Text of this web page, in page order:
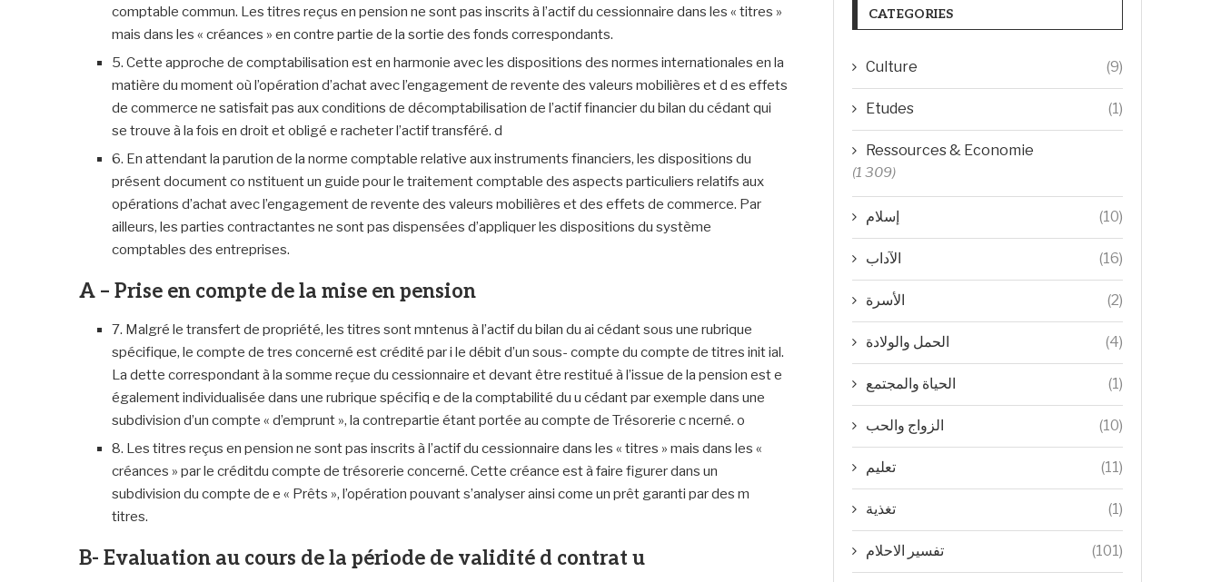
comptable commun. Les titres reçus en pension ne sont pas inscrits à l’actif du cessionnaire dans les « titres »
mais dans les « créances » en contre partie de la sortie des fonds correspondants.
5. Cette approche de comptabilisation est en harmonie avec les dispositions des normes internationales en la
matière du moment où l’opération d’achat avec l’engagement de revente des valeurs mobilières et d es effets
de commerce ne satisfait pas aux conditions de décomptabilisation de l’actif financier du bilan du cédant qui
se trouve à la fois en droit et obligé e racheter l’actif transféré. d
6. En attendant la parution de la norme comptable relative aux instruments financiers, les dispositions du
présent document co nstituent un guide pour le traitement comptable des aspects particuliers relatifs aux
opérations d’achat avec l’engagement de revente des valeurs mobilières et des effets de commerce. Par
ailleurs, les parties contractantes ne sont pas dispensées d’appliquer les dispositions du système
comptables des entreprises.
A – Prise en compte de la mise en pension
7. Malgré le transfert de propriété, les titres sont mntenus à l’actif du bilan du ai cédant sous une rubrique
spécifique, le compte de tres concerné est crédité par i le débit d’un sous- compte du compte de titres init ial.
La dette correspondant à la somme reçue du cessionnaire et devant être restitué à l’issue de la pension est e
également individualisée dans une rubrique spécifiq e de la comptabilité du u cédant par exemple dans une
subdivision d’un compte « d’emprunt », la contrepartie étant portée au compte de Trésorerie c ncerné. o
8. Les titres reçus en pension ne sont pas inscrits à l’actif du cessionnaire dans les « titres » mais dans les «
créances » par le créditdu compte de trésorerie concerné. Cette créance est à faire figurer dans un
subdivision du compte de e « Prêts », l’opération pouvant s’analyser ainsi come un prêt garanti par des m
titres.
B- Evaluation au cours de la période de validité d contrat u
CATEGORIES
Culture (9)
Etudes (1)
Ressources & Economie
(1 309)
إسلام (10)
الآداب (16)
الأسرة (2)
الحمل والولادة (4)
الحياة والمجتمع (1)
الزواج والحب (10)
تعليم (11)
تغذية (1)
تفسير الاحلام (101)